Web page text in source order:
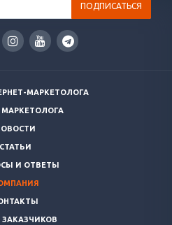
МАРКЕТОЛОГА
МАРКЕТОЛОГА
СТАТЬИ
И ОТВЕТЫ
ЗАКАЗЧИКОВ